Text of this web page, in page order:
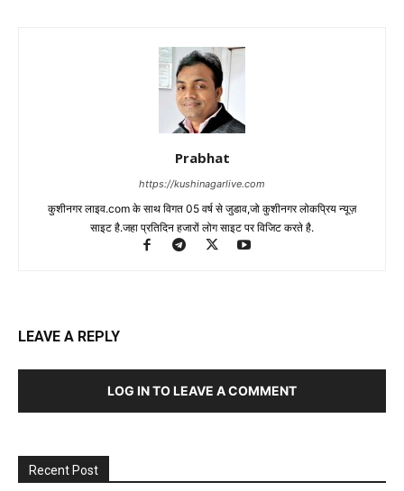
Prabhat
https://kushinagarlive.com
कुशीनगर लाइव.com के साथ विगत 05 वर्ष से जुडाव,जो कुशीनगर लोकप्रिय न्यूज़
साइट है.जहा प्रतिदिन हजारों लोग साइट पर विजिट करते है.
LEAVE A REPLY
LOG IN TO LEAVE A COMMENT
Recent Post